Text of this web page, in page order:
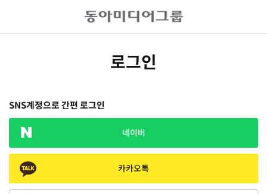
로그인
SNS계정으로 간편 로그인
네이버
카카오톡